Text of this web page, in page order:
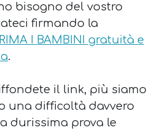
bisogno del vostro
firmando la
I BAMBINI gratuità e
.
il link, più siamo
una difficoltà davvero
durissima prova le